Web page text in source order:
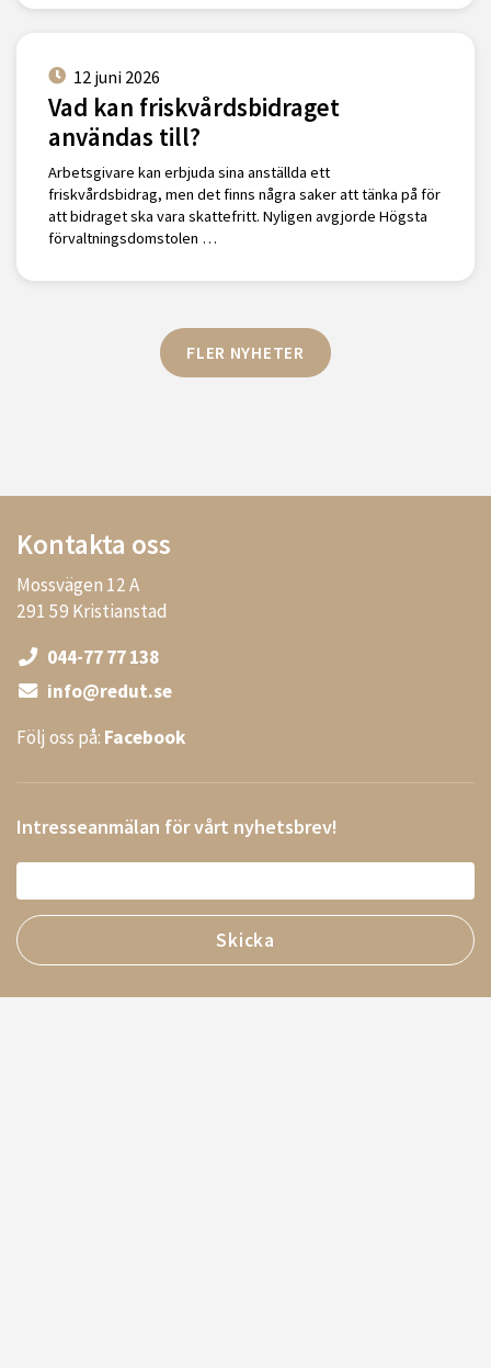
12 juni 2026
Vad kan friskvårdsbidraget
användas till?
Arbetsgivare kan erbjuda sina anställda ett
friskvårdsbidrag, men det finns några saker att tänka på för
att bidraget ska vara skattefritt. Nyligen avgjorde Högsta
förvaltningsdomstolen …
FLER NYHETER
Kontakta oss
Mossvägen 12 A
291 59 Kristianstad
044-77 77 138
info@redut.se
Följ oss på: Facebook
Intresseanmälan för vårt nyhetsbrev!